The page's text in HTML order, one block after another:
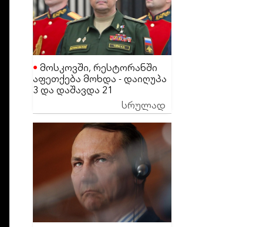
მოსკოვში, რესტორანში
აფეთქება მოხდა - დაიღუპა
3 და დაშავდა 21
მაღალჩინოსანი სამხედრო
პირი
სრულად